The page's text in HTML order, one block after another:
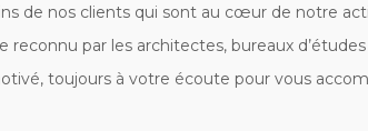
de nos clients qui sont au cœur de notre
reconnu par les architectes, bureaux
toujours à votre écoute pour vous